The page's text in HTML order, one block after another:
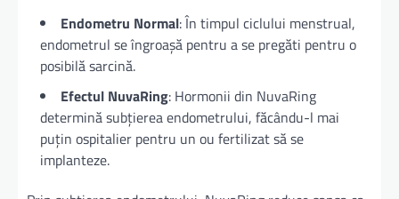
Endometru Normal: În timpul ciclului menstrual,
endometrul se îngroașă pentru a se pregăti pentru o
posibilă sarcină.
Efectul NuvaRing: Hormonii din NuvaRing
determină subțierea endometrului, făcându-l mai
puțin ospitalier pentru un ou fertilizat să se
implanteze.